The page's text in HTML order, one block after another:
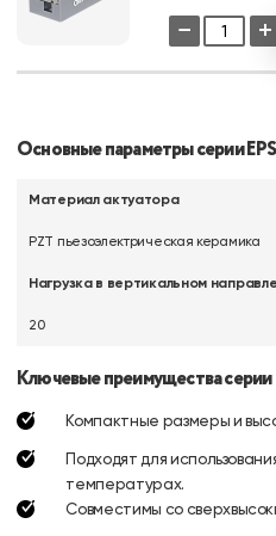
− +
Основные параметры серии
Материал актуатора
PZT пьезоэлектрическая керамика
Нагрузка в вертикальном
20
Ключевые преимущества серии
Компактные размеры и
Подходят для
температурах.
Совместимы со